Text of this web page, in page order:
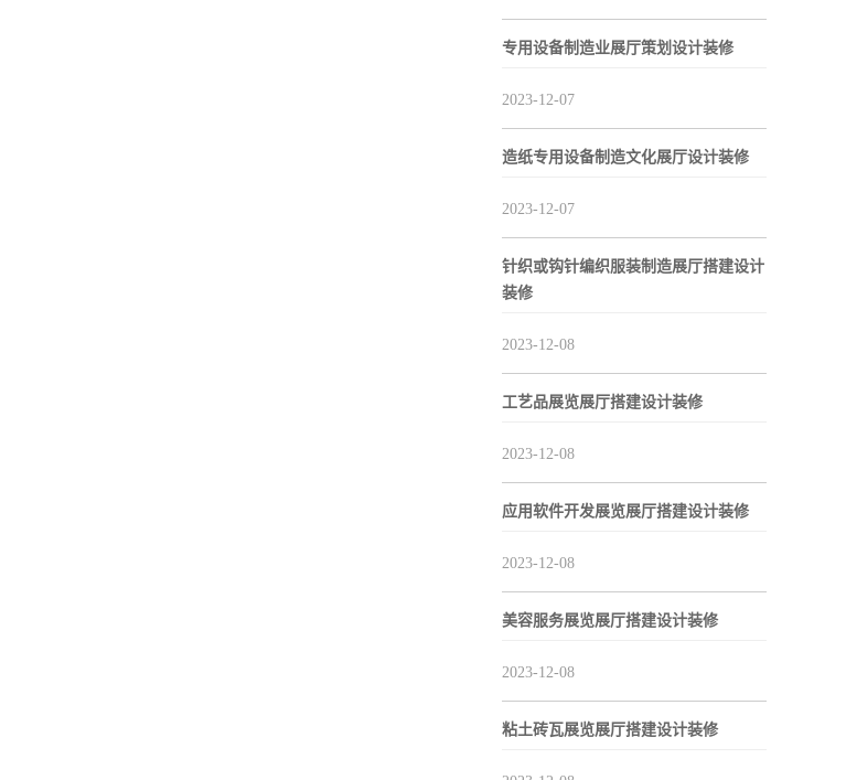
专用设备制造业展厅策划设计装修
2023-12-07
造纸专用设备制造文化展厅设计装修
2023-12-07
针织或钩针编织服装制造展厅搭建设计
装修
2023-12-08
工艺品展览展厅搭建设计装修
2023-12-08
应用软件开发展览展厅搭建设计装修
2023-12-08
美容服务展览展厅搭建设计装修
2023-12-08
粘土砖瓦展览展厅搭建设计装修